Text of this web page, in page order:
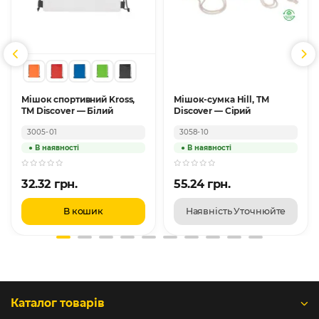
Мішок спортивний Kross,
TM Discover — Білий
3005-01
32.32 грн.
В кошик
Мішок-сумка Hill, TM
Discover — Сірий
3058-10
55.24 грн.
Наявність Уточнюйте
Каталог товарів